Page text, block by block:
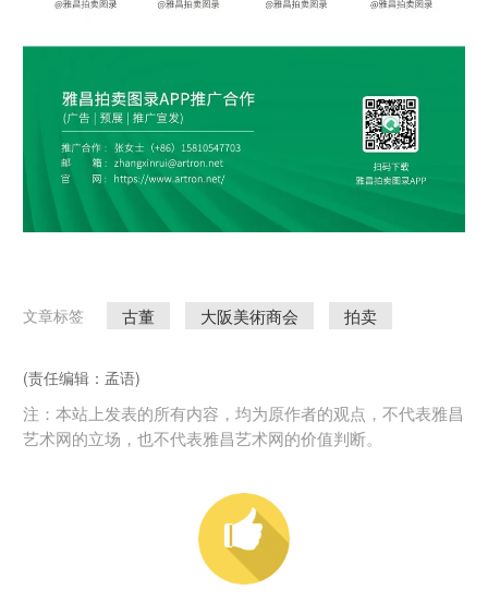
文章标签 古董 大阪美術商会 拍卖
(责任编辑：孟语)
注：本站上发表的所有内容，均为原作者的观点，不代表雅昌
艺术网的立场，也不代表雅昌艺术网的价值判断。